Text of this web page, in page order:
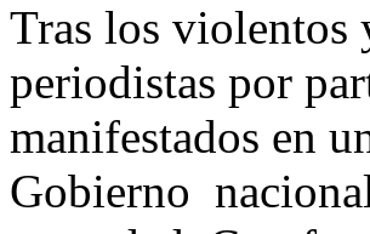
Tras los violentos
periodistas por
manifestados en
Gobierno